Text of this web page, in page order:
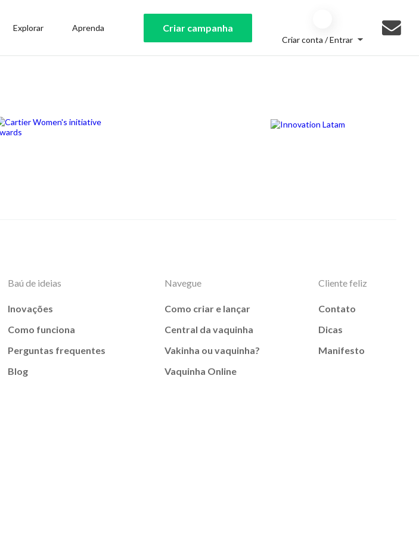
Explorar Aprenda Criar campanha
Criar conta / Entrar
Baú de ideias
Inovações
Como funciona
Perguntas frequentes
Blog
Navegue
Como criar e lançar
Central da vaquinha
Vakinha ou vaquinha?
Vaquinha Online
Cliente feliz
Contato
Dicas
Manifesto